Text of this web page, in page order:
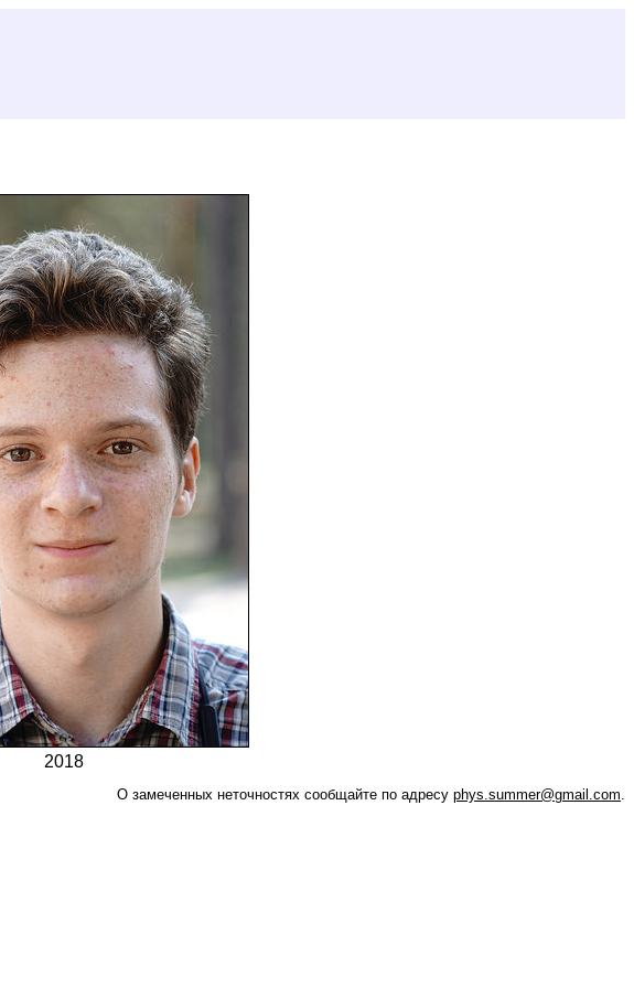
2018
О замеченных неточностях сообщайте по адресу phys.summer@gmail.com